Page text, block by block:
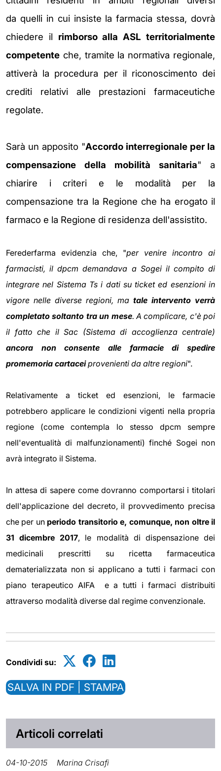
da quelli in cui insiste la farmacia stessa, dovrà
chiedere il rimborso alla ASLterritorialmente
competente che, tramite la normativa regionale,
attiverà la procedura per il riconoscimento dei
crediti relativi alle prestazioni farmaceutiche
regolate.
Sarà un apposito "Accordo interregionale per la
compensazione della mobilità sanitaria" a
chiarire i criteri e le modalità per la
compensazione tra la Regione che ha erogato il
farmaco e la Regione di residenza dell'assistito.
Ferederfarma evidenzia che, "per venire incontro ai
farmacisti, il dpcm demandava a Sogei il compito di
integrare nel Sistema Ts i dati su ticket ed esenzioni in
vigore nelle diverse regioni, ma tale intervento verrà
completato soltanto tra un mese. A complicare, c'è poi
il fatto che il Sac (Sistema di accoglienza centrale)
ancora non consente alle farmacie di spedire
promemoria cartaceiprovenienti da altre regioni".
Relativamente a ticket ed esenzioni, le farmacie
potrebbero applicare le condizioni vigenti nella propria
regione (come contempla lo stesso dpcm sempre
nell'eventualità di malfunzionamenti) finché Sogei non
avrà integrato il Sistema.
In attesa di sapere come dovranno comportarsi i titolari
dell'applicazione del decreto, il provvedimento precisa
che per un periodo transitorio e, comunque, non oltre il
31 dicembre 2017, le modalità di dispensazione dei
medicinali prescritti su ricetta farmaceutica
dematerializzata non si applicano a tutti i farmaci con
piano terapeutico AIFA e a tutti i farmaci distribuiti
attraverso modalità diverse dal regime convenzionale.
Condividi su:
SALVA IN PDF | STAMPA
Articoli correlati
04-10-2015 Marina Crisafi